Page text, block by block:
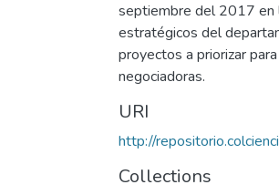
septiembre del 2017 en
estratégicos del
proyectos a priorizar
negociadoras.
URI
http://
Collections